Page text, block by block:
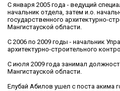
С января 2005 года - ведущий
начальник отдела, затем и.о.
государственного архитектурно-
Мангистауской области.
С 2006 по 2009 годы - начальник
архитектурно-строительного
С июля 2009 года занимал
Мангистауской области.
Елубай Абилов ушел с поста акима